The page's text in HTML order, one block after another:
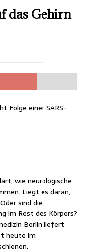
das Gehirn
Folge einer SARS-
wie neurologische
Liegt es daran,
sind die
im Rest des Körpers?
Berlin liefert
heute im